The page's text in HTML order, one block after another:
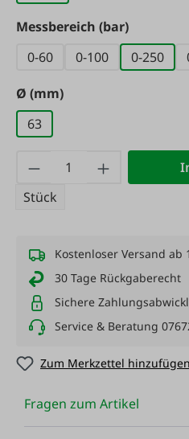
Messbereich (bar)
0-60
0-100 0-250
Ø (mm)auswählen
63
Produkt Anzahl:
Stück
Kostenloser Versand ab
30 Tage Rückgaberecht
Sichere
Service & Beratung
Zum Merkzettel hinzufügen
Fragen zum Artikel